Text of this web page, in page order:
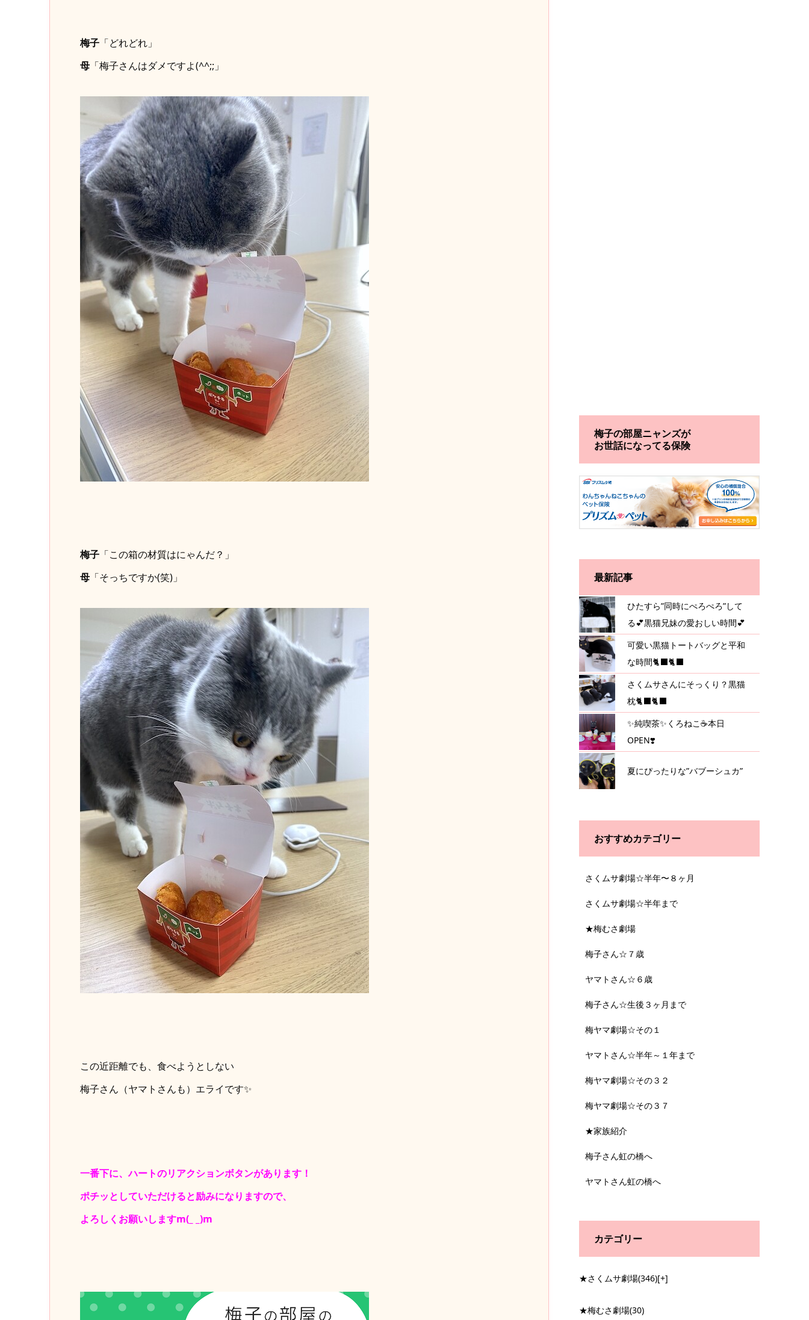
梅子「どれどれ」
母「梅子さんはダメですよ(^^;;」
梅子「この箱の材質はにゃんだ？」
母「そっちですか(笑)」
この近距離でも、食べようとしない
梅子さん（ヤマトさんも）エライです✨
一番下に、ハートのリアクションボタンがあります！
ポチッとしていただけると励みになりますので、
よろしくお願いしますm(_ _)m
梅子の部屋ニャンズが
お世話になってる保険
最新記事
ひたすら”同時にぺろぺろ”して
る💕黒猫兄妹の愛おしい時間💕
可愛い黒猫トートバッグと平和
な時間🐈‍⬛🐈‍⬛
さくムサさんにそっくり？黒猫
枕🐈‍⬛🐈‍⬛
✨純喫茶✨くろねこ☕️本日
OPEN❣️
夏にぴったりな”バブーシュカ”
おすすめカテゴリー
さくムサ劇場☆半年〜８ヶ月
さくムサ劇場☆半年まで
★梅むさ劇場
梅子さん☆７歳
ヤマトさん☆６歳
梅子さん☆生後３ヶ月まで
梅ヤマ劇場☆その１
ヤマトさん☆半年～１年まで
梅ヤマ劇場☆その３２
梅ヤマ劇場☆その３７
★家族紹介
梅子さん虹の橋へ
ヤマトさん虹の橋へ
カテゴリー
★さくムサ劇場(346)[+]
★梅むさ劇場(30)